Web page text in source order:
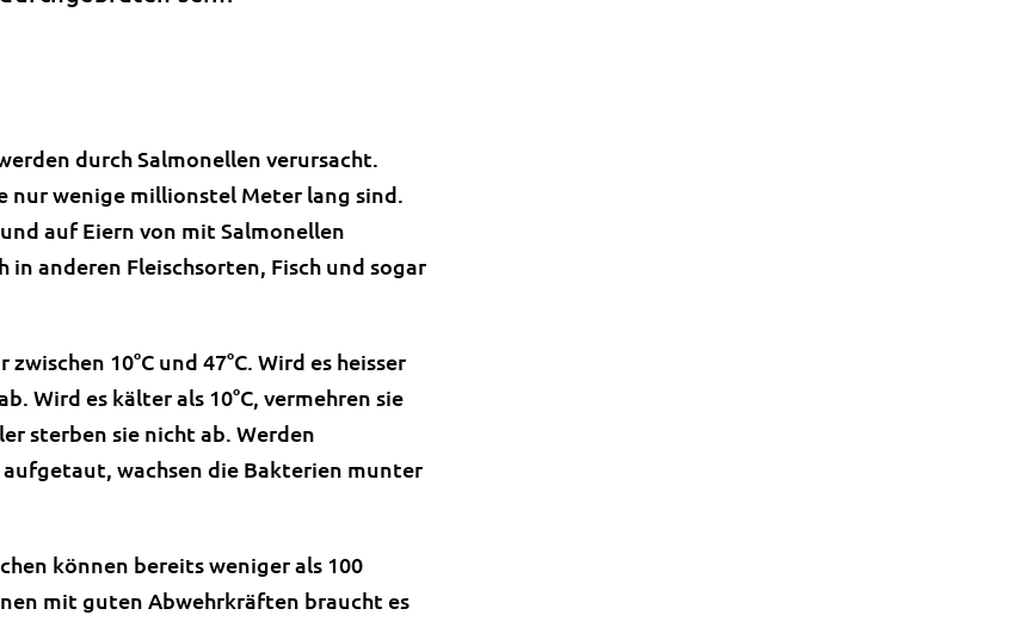
durch Salmonellen verursacht.
nur wenige millionstel Meter lang sind.
auf Eiern von mit Salmonellen
anderen Fleischsorten, Fisch und sogar
10°C und 47°C. Wird es heisser
Wird es kälter als 10°C, vermehren sie
sterben sie nicht ab. Werden
wachsen die Bakterien munter
können bereits weniger als 100
mit guten Abwehrkräften braucht es